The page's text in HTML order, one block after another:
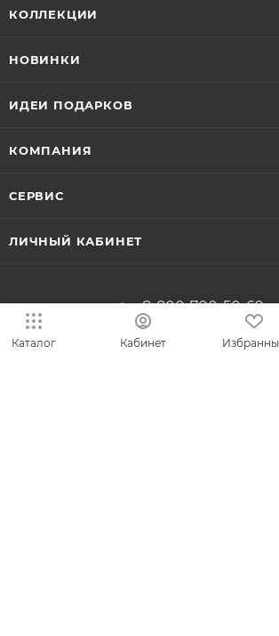
КОЛЛЕКЦИИ
НОВИНКИ
ИДЕИ ПОДАРКОВ
КОМПАНИЯ
СЕРВИС
ЛИЧНЫЙ КАБИНЕТ
8-800-700-50-69
zakaz@vesna.shop
Каталог Кабинет